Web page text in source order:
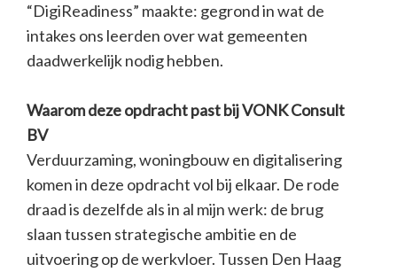
“DigiReadiness” maakte: gegrond in wat de
intakes ons leerden over wat gemeenten
daadwerkelijk nodig hebben.
Waarom deze opdracht past bij VONK Consult
BV
Verduurzaming, woningbouw en digitalisering
komen in deze opdracht vol bij elkaar. De rode
draad is dezelfde als in al mijn werk: de brug
slaan tussen strategische ambitie en de
uitvoering op de werkvloer. Tussen Den Haag